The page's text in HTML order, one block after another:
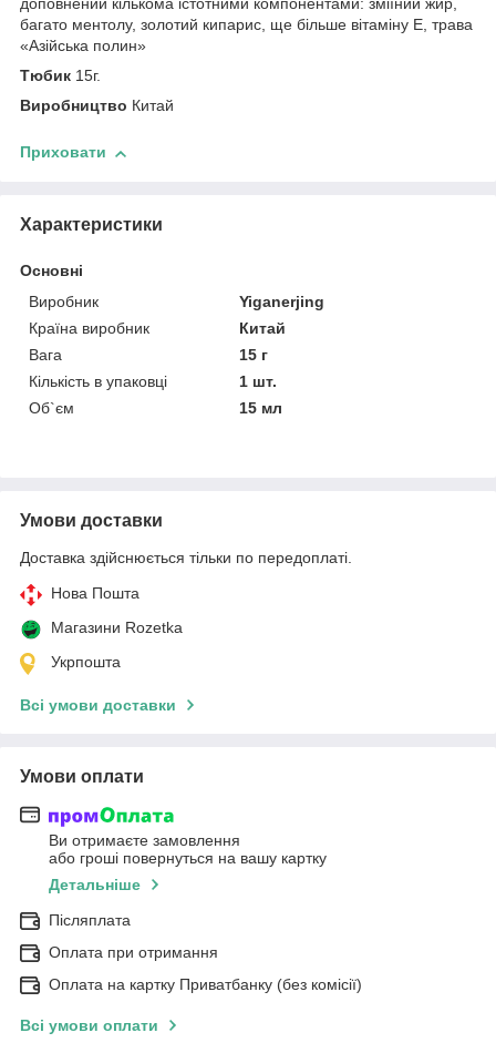
доповнений кількома істотними компонентами: зміїний жир,
багато ментолу, золотий кипарис, ще більше вітаміну Е, трава
«Азійська полин»
Тюбик 15г.
Виробництво Китай
Приховати
Характеристики
Основні
Виробник
Yiganerjing
Країна виробник
Китай
Вага
15 г
Кількість в упаковці
1 шт.
Об`єм
15 мл
Умови доставки
Доставка здійснюється тільки по передоплаті.
Нова Пошта
Магазини Rozetka
Укрпошта
Всі умови доставки
Умови оплати
Ви отримаєте замовлення
або гроші повернуться на вашу картку
Детальніше
Післяплата
Оплата при отримання
Оплата на картку Приватбанку (без комісії)
Всі умови оплати